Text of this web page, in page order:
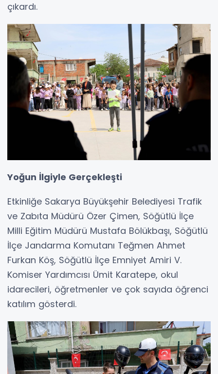
çıkardı.
Yoğun İlgiyle Gerçekleşti
Etkinliğe Sakarya Büyükşehir Belediyesi Trafik
ve Zabıta Müdürü Özer Çimen, Söğütlü İlçe
Milli Eğitim Müdürü Mustafa Bölükbaşı, Söğütlü
İlçe Jandarma Komutanı Teğmen Ahmet
Furkan Köş, Söğütlü İlçe Emniyet Amiri V.
Komiser Yardımcısı Ümit Karatepe, okul
idarecileri, öğretmenler ve çok sayıda öğrenci
katılım gösterdi.